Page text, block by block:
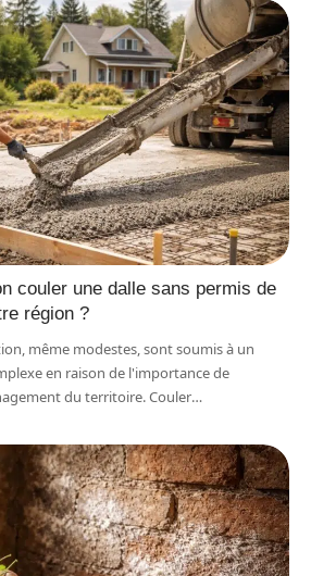
couler une dalle sans permis de
région ?
même modestes, sont soumis à un
en raison de l'importance de
du territoire. Couler…